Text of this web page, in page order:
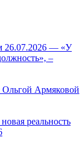
26.07.2026 — «У
–
Ольгой Армяковой
реальность